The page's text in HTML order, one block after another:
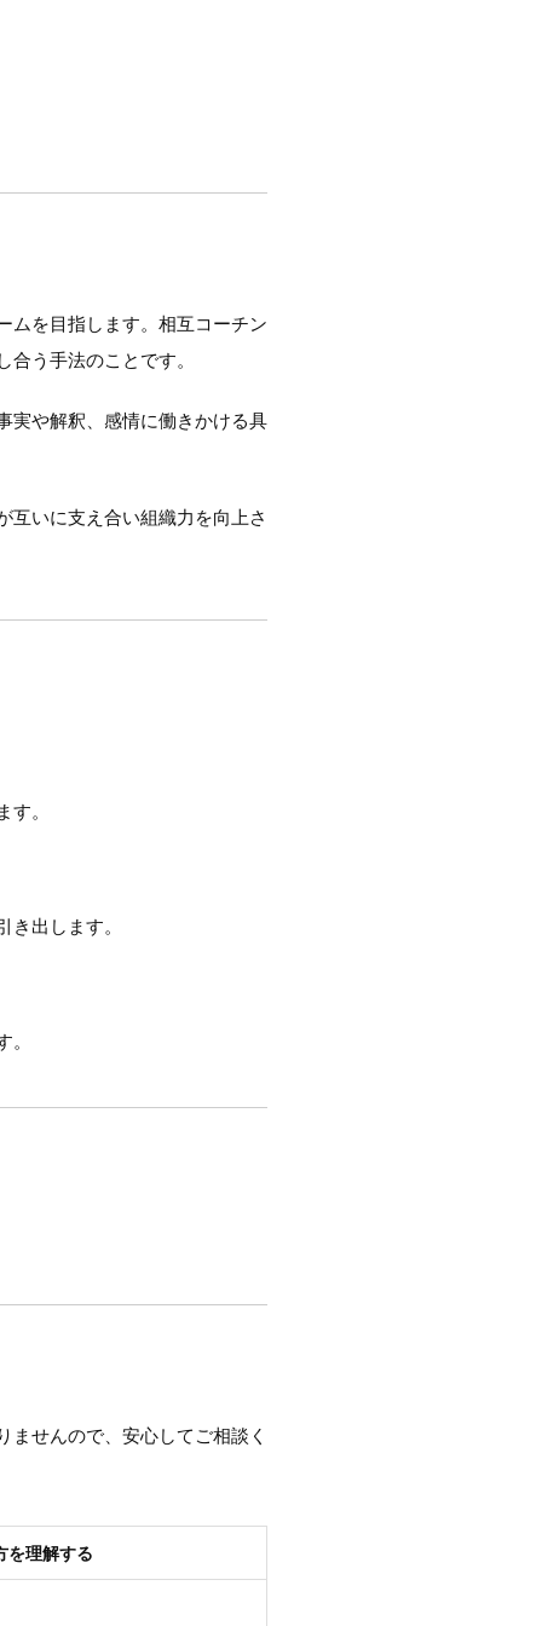
ムを目指します。相互コーチン
う手法のことです。
実や解釈、感情に働きかける具
互いに支え合い組織力を向上さ
。
出します。
ませんので、安心してご相談く
を理解する